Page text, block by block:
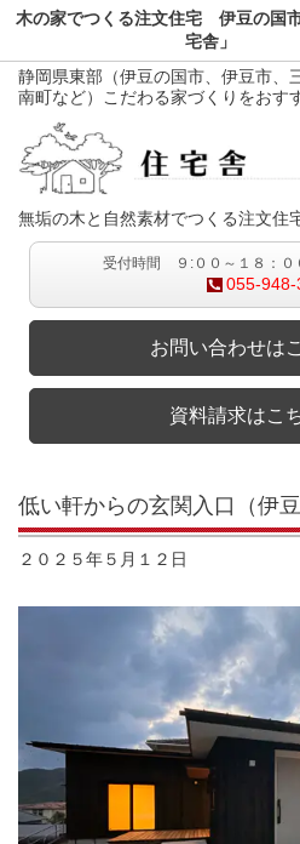
木の家でつくる注文住宅 伊豆の国
宅舎」
静岡県東部（伊豆の国市、伊豆市、
南町など）こだわる家づくりをおす
無垢の木と自然素材でつくる注文
受付時間 ９:００～１８：０
055-948-
お問い合わせは
資料請求はこ
低い軒からの玄関入口（伊
２０２５年５月１２日